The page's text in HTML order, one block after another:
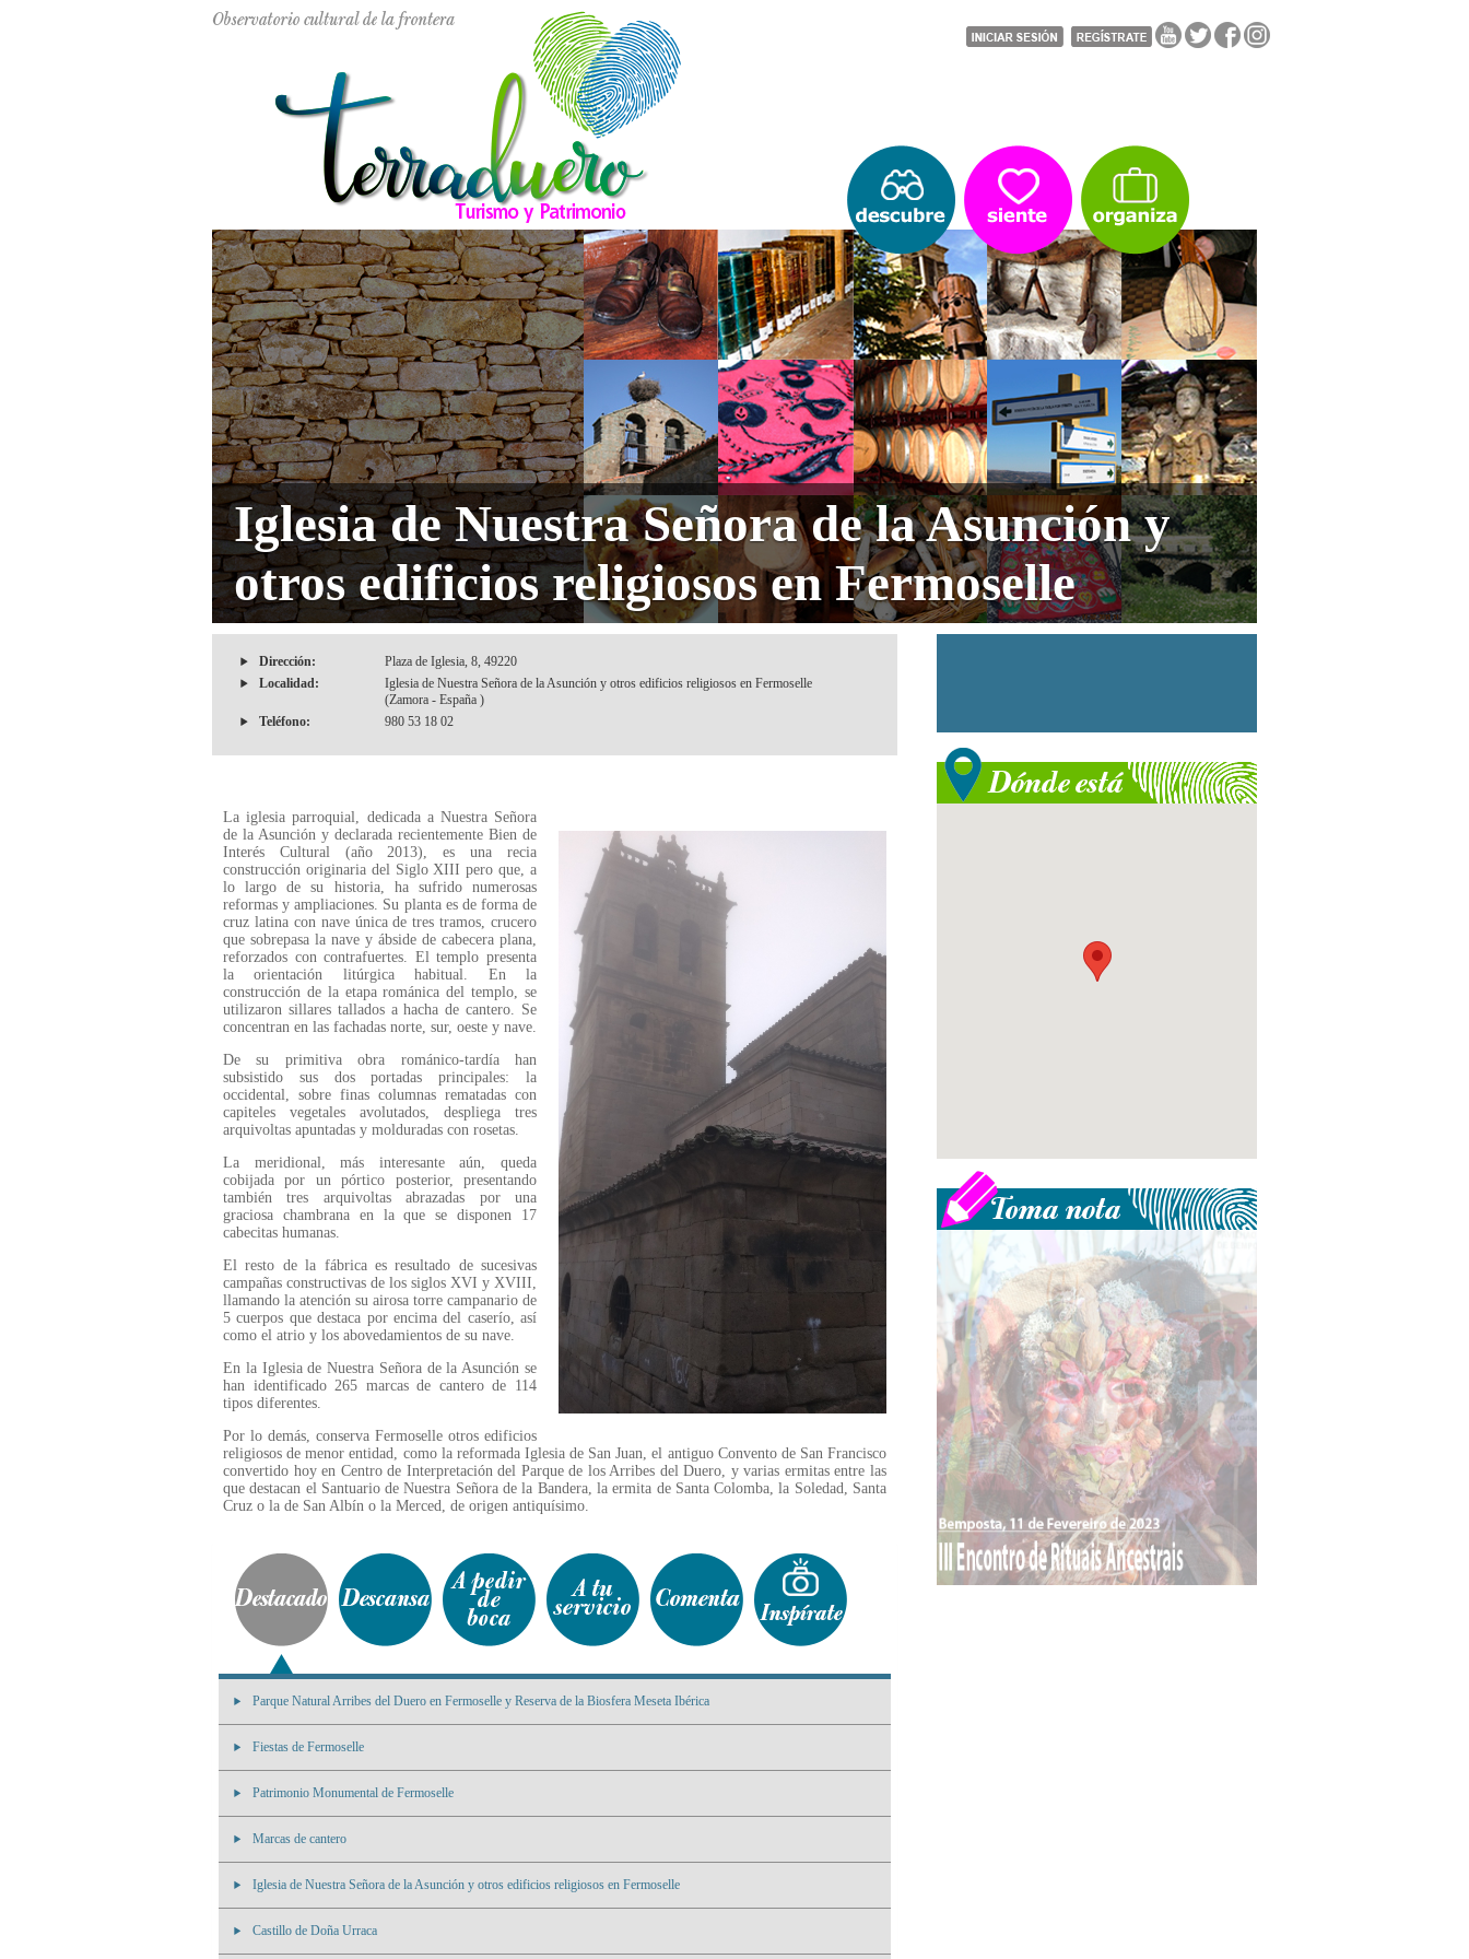
Iglesia de Nuestra Señora de la Asunción y
otros edificios religiosos en Fermoselle
Dirección:
Plaza de Iglesia, 8, 49220
Localidad:
Iglesia de Nuestra Señora de la Asunción y otros edificios religiosos en Fermoselle
(Zamora - España )
Teléfono:
980 53 18 02
La iglesia parroquial, dedicada a Nuestra Señora
de la Asunción y declarada recientemente Bien de
Interés Cultural (año 2013), es una recia
construcción originaria del Siglo XIII pero que, a
lo largo de su historia, ha sufrido numerosas
reformas y ampliaciones. Su planta es de forma de
cruz latina con nave única de tres tramos, crucero
que sobrepasa la nave y ábside de cabecera plana,
reforzados con contrafuertes. El templo presenta
la orientación litúrgica habitual. En la
construcción de la etapa románica del templo, se
utilizaron sillares tallados a hacha de cantero. Se
concentran en las fachadas norte, sur, oeste y nave.
De su primitiva obra románico-tardía han
subsistido sus dos portadas principales: la
occidental, sobre finas columnas rematadas con
capiteles vegetales avolutados, despliega tres
arquivoltas apuntadas y molduradas con rosetas.
La meridional, más interesante aún, queda
cobijada por un pórtico posterior, presentando
también tres arquivoltas abrazadas por una
graciosa chambrana en la que se disponen 17
cabecitas humanas.
El resto de la fábrica es resultado de sucesivas
campañas constructivas de los siglos XVI y XVIII,
llamando la atención su airosa torre campanario de
5 cuerpos que destaca por encima del caserío, así
como el atrio y los abovedamientos de su nave.
En la Iglesia de Nuestra Señora de la Asunción se
han identificado 265 marcas de cantero de 114
tipos diferentes.
Por lo demás, conserva Fermoselle otros edificios
religiosos de menor entidad, como la reformada Iglesia de San Juan, el antiguo Convento de San Francisco
convertido hoy en Centro de Interpretación del Parque de los Arribes del Duero, y varias ermitas entre las
que destacan el Santuario de Nuestra Señora de la Bandera, la ermita de Santa Colomba, la Soledad, Santa
Cruz o la de San Albín o la Merced, de origen antiquísimo.
Parque Natural Arribes del Duero en Fermoselle y Reserva de la Biosfera Meseta Ibérica
Fiestas de Fermoselle
Patrimonio Monumental de Fermoselle
Marcas de cantero
Iglesia de Nuestra Señora de la Asunción y otros edificios religiosos en Fermoselle
Castillo de Doña Urraca